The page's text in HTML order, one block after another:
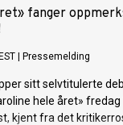
fanger
| Pressemelding
sitt selvtitulerte
hele året» fredag
kjent fra det